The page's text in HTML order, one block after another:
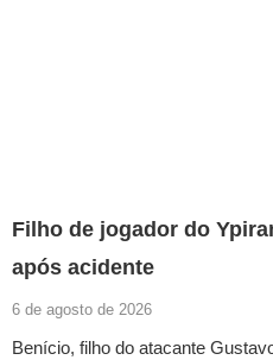
Filho de jogador do
após acidente
6 de agosto de 2026
Benício, filho do atacante